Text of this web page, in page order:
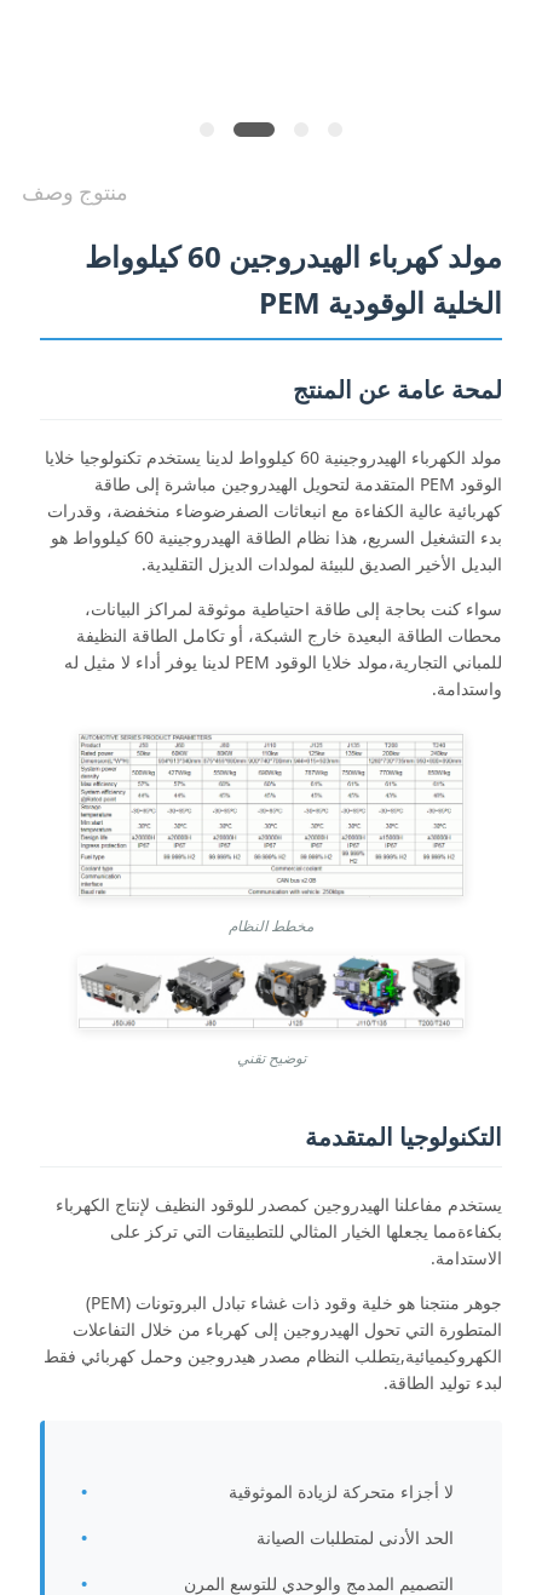
منتوج وصف
مولد كهرباء الهيدروجين 60 كيلوواط
الخلية الوقودية PEM
لمحة عامة عن المنتج
مولد الكهرباء الهيدروجينية 60 كيلوواط لدينا يستخدم تكنولوجيا خلايا
الوقود PEM المتقدمة لتحويل الهيدروجين مباشرة إلى طاقة
كهربائية عالية الكفاءة مع انبعاثات الصفرضوضاء منخفضة، وقدرات
بدء التشغيل السريع، هذا نظام الطاقة الهيدروجينية 60 كيلوواط هو
البديل الأخير الصديق للبيئة لمولدات الديزل التقليدية.
سواء كنت بحاجة إلى طاقة احتياطية موثوقة لمراكز البيانات،
محطات الطاقة البعيدة خارج الشبكة، أو تكامل الطاقة النظيفة
للمباني التجارية،مولد خلايا الوقود PEM لدينا يوفر أداء لا مثيل له
واستدامة.
مخطط النظام
توضيح تقني
التكنولوجيا المتقدمة
يستخدم مفاعلنا الهيدروجين كمصدر للوقود النظيف لإنتاج الكهرباء
بكفاءةمما يجعلها الخيار المثالي للتطبيقات التي تركز على
الاستدامة.
جوهر منتجنا هو خلية وقود ذات غشاء تبادل البروتونات (PEM)
المتطورة التي تحول الهيدروجين إلى كهرباء من خلال التفاعلات
الكهروكيميائية,يتطلب النظام مصدر هيدروجين وحمل كهربائي فقط
لبدء توليد الطاقة.
لا أجزاء متحركة لزيادة الموثوقية
الحد الأدنى لمتطلبات الصيانة
التصميم المدمج والوحدي للتوسع المرن